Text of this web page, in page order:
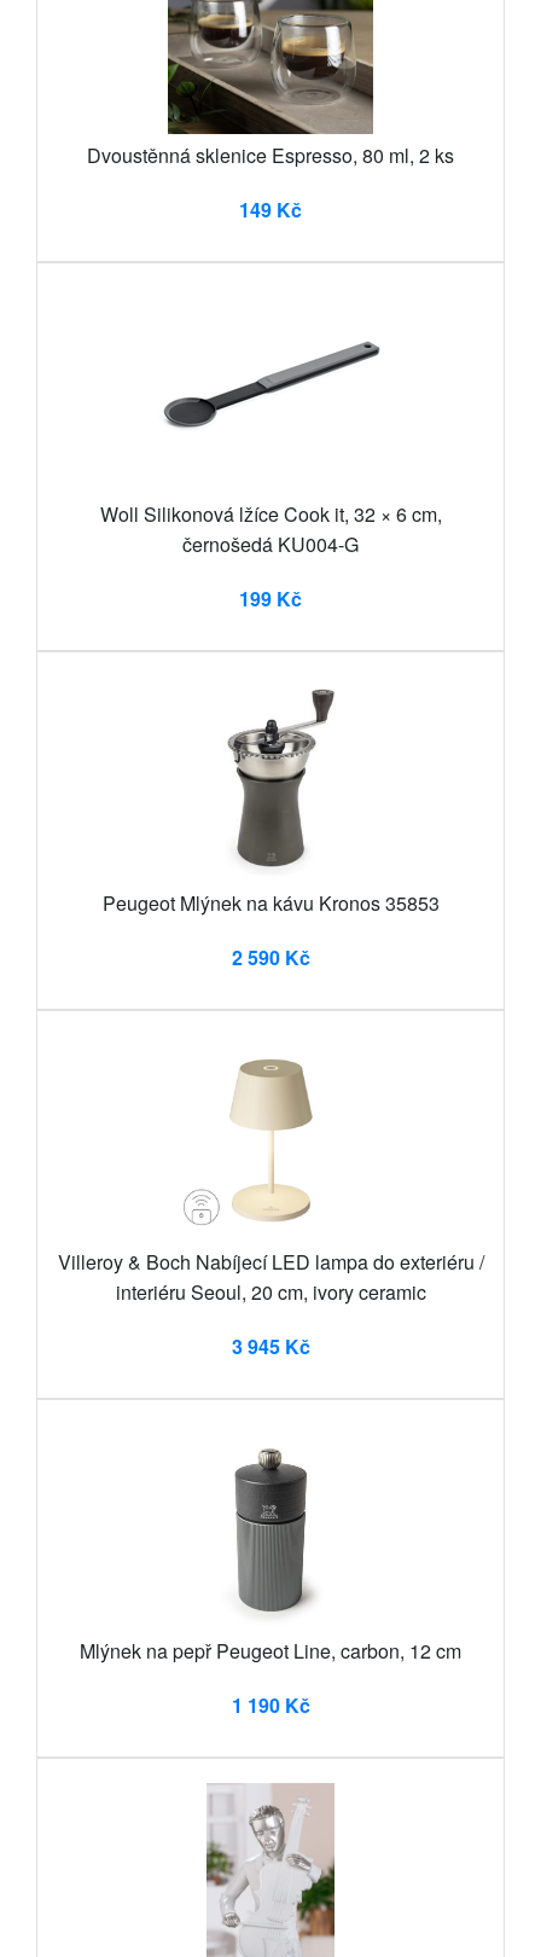
Dvoustěnná sklenice Espresso, 80 ml, 2 ks
149 Kč
Woll Silikonová lžíce Cook it, 32 × 6 cm,
černošedá KU004-G
199 Kč
Peugeot Mlýnek na kávu Kronos 35853
2 590 Kč
Villeroy & Boch Nabíjecí LED lampa do exteriéru /
interiéru Seoul, 20 cm, ivory ceramic
3 945 Kč
Mlýnek na pepř Peugeot Line, carbon, 12 cm
1 190 Kč